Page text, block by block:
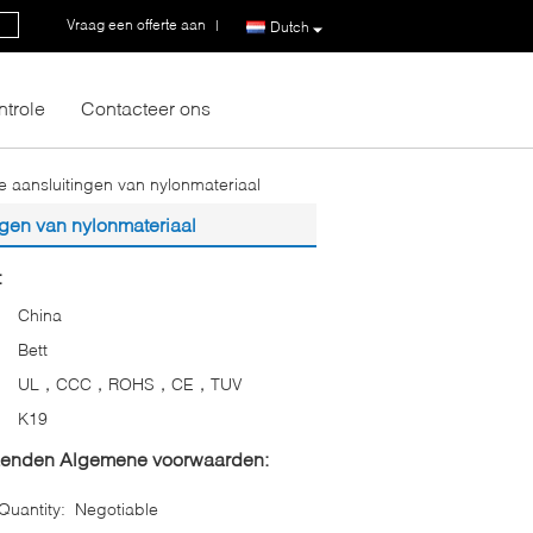
Dutch
Vraag een offerte aan |
Contacteer ons
aansluitingen van nylonmateriaal
van nylonmateriaal
China
Bett
UL，CCC，ROHS，CE，TUV
K19
Algemene voorwaarden:
Negotiable